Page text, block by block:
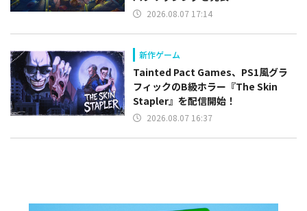
2026.08.07 17:14
新作ゲーム
Tainted Pact Games、PS1風グラ
フィックのB級ホラー『The Skin
Stapler』を配信開始！
2026.08.07 16:37